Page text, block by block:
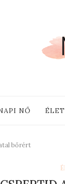
NŐ ÉLET
bőrért